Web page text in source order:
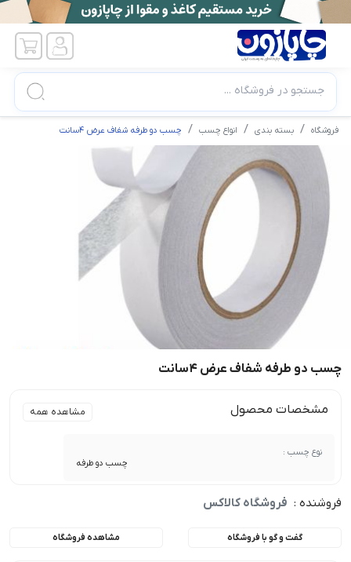
جستجو در فروشگاه ...
فروشگاه بسته بندی انواع چسب چسب دو طرفه شفاف عرض 4سانت
چسب دو طرفه شفاف عرض 4سانت
مشخصات محصول مشاهده همه
نوع چسب :
چسب دو طرفه
فروشنده : فروشگاه کالاکس
گفت و گو با فروشگاه مشاهده فروشگاه